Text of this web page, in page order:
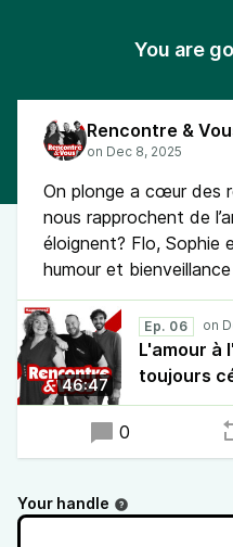
You are
Rencontre &
On plonge a cœur des
nous rapprochent de
éloignent? Flo, Sophie
humour et
46:47
Ep. 06
L'amour à
toujours
0
Your handle